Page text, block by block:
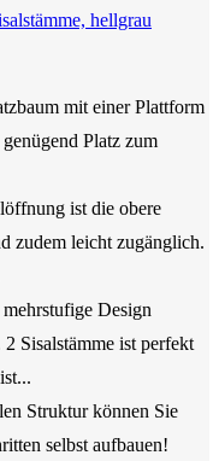
hellgrau
mit einer Plattform
Platz zum
ist die obere
zudem leicht zugänglich.
Design
Sisalstämme ist perfekt
Struktur können Sie
selbst aufbauen!